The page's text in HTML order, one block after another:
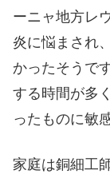
ーニャ地方レ
炎に悩まされ
かったそうで
する時間が多
ったものに敏
家庭は銅細工